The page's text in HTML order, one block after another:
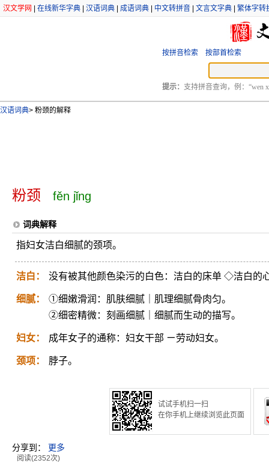
汉文学网 在线新华字典 汉语词典 成语词典 中文转拼音 文言文字典 繁体字转
按拼音检索 按部首检索
提示： 支持拼音查询，例：“wen
汉语词典> 粉颈的解释
粉颈 fěn jǐng
词典解释
指妇女洁白细腻的颈项。
洁白： 没有被其他颜色染污的白色：洁白的床单 ◇洁白的
细腻：
①细嫩滑润：肌肤细腻｜肌理细腻骨肉匀。
②细密精微：刻画细腻｜细腻而生动的描写。
妇女： 成年女子的通称：妇女干部 ㄧ劳动妇女。
颈项： 脖子。
试试手机扫一扫
在你手机上继续浏览此页面
分享到： 更多
阅读(2352次)